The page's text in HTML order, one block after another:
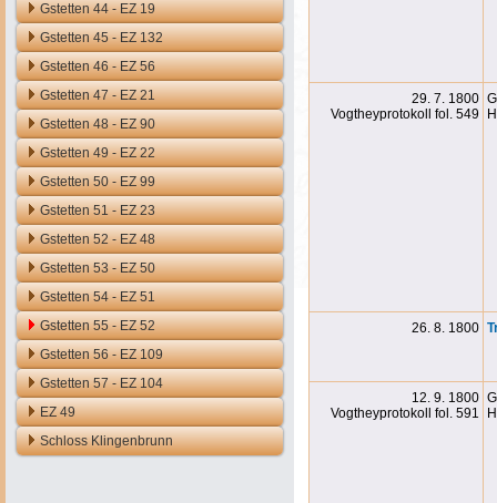
Gstetten 44 - EZ 19
Gstetten 45 - EZ 132
Gstetten 46 - EZ 56
Gstetten 47 - EZ 21
Gstetten 48 - EZ 90
Gstetten 49 - EZ 22
Gstetten 50 - EZ 99
Gstetten 51 - EZ 23
Gstetten 52 - EZ 48
Gstetten 53 - EZ 50
Gstetten 54 - EZ 51
Gstetten 55 - EZ 52
Gstetten 56 - EZ 109
Gstetten 57 - EZ 104
EZ 49
Schloss Klingenbrunn
29. 7. 1800
Vogtheyprotokoll fol. 549
26. 8. 1800
12. 9. 1800
Vogtheyprotokoll fol. 591